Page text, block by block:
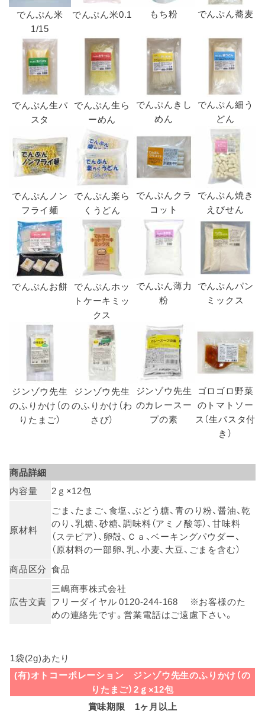
でんぷん米
1/15
でんぷん米0.1 もち粉 でんぷん蕎麦
でんぷん生パ
スタ
でんぷん生ら
ーめん
でんぷんきし
めん
でんぷん細う
どん
でんぷんノン
フライ麺
でんぷん楽ら
くうどん
でんぷんクラ
コット
でんぷん焼き
えびせん
でんぷんお餅 でんぷんホッ
トケーキミッ
クス
でんぷん薄力
粉
でんぷんパン
ミックス
ジンゾウ先生
のふりかけ（の
りたまご）
ジンゾウ先生
のふりかけ（わ
さび）
ジンゾウ先生
のカレースー
プの素
ゴロゴロ野菜
のトマトソー
ス（生パスタ付
き）
商品詳細
内容量
2ｇ×12包
原材料
ごま、たまご、食塩、ぶどう糖、青のり粉、醤油、乾
のり、乳糖、砂糖、調味料（アミノ酸等）、甘味料
（ステビア）、卵殻、Ｃａ、ベーキングパウダー、
（原材料の一部卵、乳、小麦、大豆、ごまを含む）
商品区分 食品
広告文責
三嶋商事株式会社
フリーダイヤル 0120-244-168 ※お客様のた
めの連絡先です。営業電話はご遠慮下さい。
1袋(2g)あたり
(有)オトコーポレーション ジンゾウ先生のふりかけ（の
りたまご）2ｇ×12包
賞味期限 1ヶ月以上